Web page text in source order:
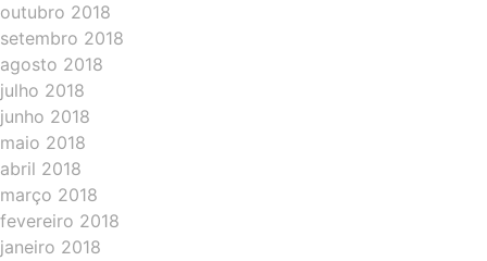
outubro 2018
setembro 2018
agosto 2018
julho 2018
junho 2018
maio 2018
abril 2018
março 2018
fevereiro 2018
janeiro 2018